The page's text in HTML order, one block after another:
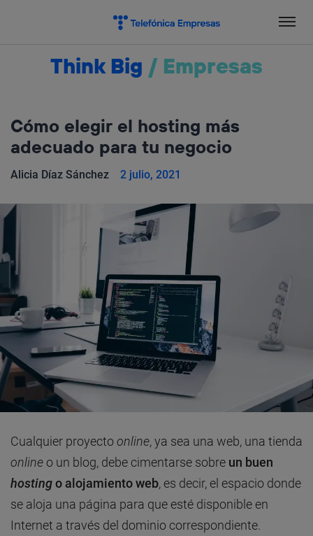
Think Big / Empresas
Cómo elegir el hosting más
adecuado para tu negocio
Alicia Díaz Sánchez 2 julio, 2021
Cualquier proyectoonline, ya sea una web, una tienda
online o un blog, debe cimentarse sobre un buen
hostingo alojamiento web, es decir, el espacio donde
se aloja una página para que esté disponible en
Internet a través del dominio correspondiente.